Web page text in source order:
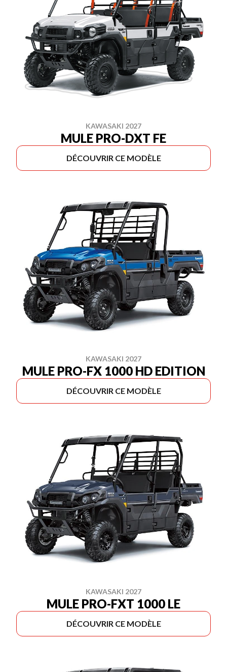
KAWASAKI 2027
MULE PRO-DXT FE
DÉCOUVRIR CE MODÈLE
KAWASAKI 2027
MULE PRO-FX 1000 HD EDITION
DÉCOUVRIR CE MODÈLE
KAWASAKI 2027
MULE PRO-FXT 1000 LE
DÉCOUVRIR CE MODÈLE